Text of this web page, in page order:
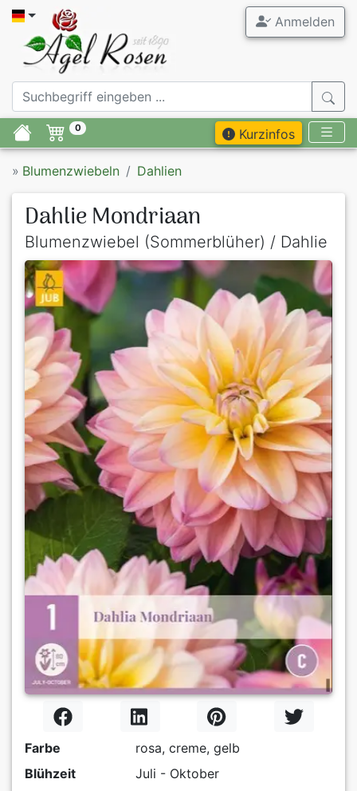
Anmelden
0 Kurzinfos
» Blumenzwiebeln Dahlien
Dahlie Mondriaan
Blumenzwiebel (Sommerblüher) / Dahlie
Farbe
rosa, creme, gelb
Blühzeit
Juli - Oktober